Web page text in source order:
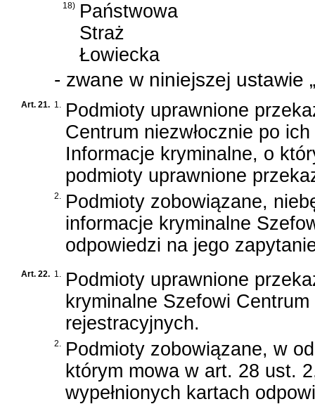
18) Państwowa
Straż
Łowiecka
- zwane w niniejszej ustawie
Art. 21. 1. Podmioty uprawnione
Centrum niezwłocznie po
Informacje kryminalne, o
podmioty uprawnione
2. Podmioty zobowiązane,
informacje kryminalne
odpowiedzi na jego
Art. 22. 1. Podmioty uprawnione
kryminalne Szefowi
rejestracyjnych.
2. Podmioty zobowiązane, w
którym mowa w art. 28 ust.
wypełnionych kartach